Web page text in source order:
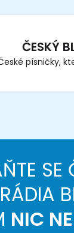
ČESKÝ
písničky,
SE
NIC